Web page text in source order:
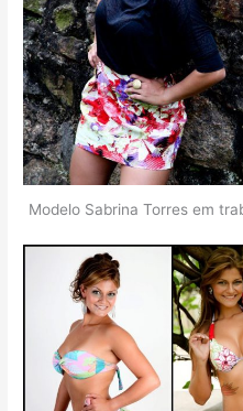
Modelo Sabrina Torres em